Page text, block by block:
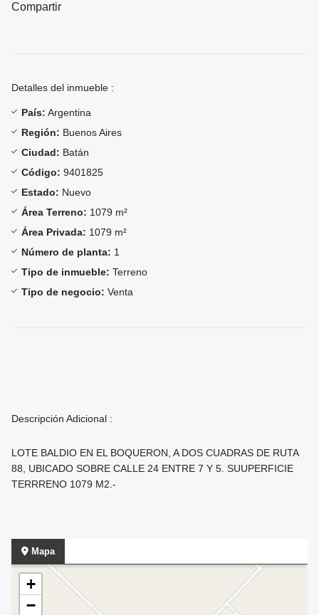
Compartir
Detalles del inmueble :
País: Argentina
Región: Buenos Aires
Ciudad: Batán
Código: 9401825
Estado: Nuevo
Área Terreno: 1079 m²
Área Privada: 1079 m²
Número de planta: 1
Tipo de inmueble: Terreno
Tipo de negocio: Venta
Descripción Adicional :
LOTE BALDIO EN EL BOQUERON, A DOS CUADRAS DE RUTA
88, UBICADO SOBRE CALLE 24 ENTRE 7 Y 5. SUUPERFICIE
TERRRENO 1079 M2.-
Mapa
+
−